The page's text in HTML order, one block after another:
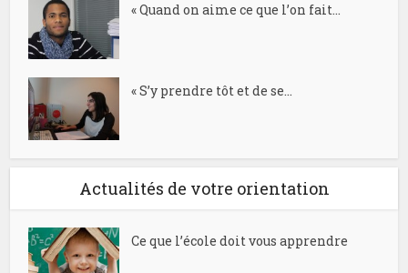
« Quand on aime ce que l’on fait...
« S’y prendre tôt et de se...
Actualités de votre orientation
Ce que l’école doit vous apprendre